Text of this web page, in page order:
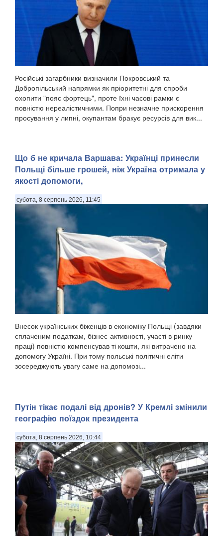
Російські загарбники визначили Покровський та
Добропільський напрямки як пріоритетні для спроби
охопити "пояс фортець", проте їхні часові рамки є
повністю нереалістичними. Попри незначне прискорення
просування у липні, окупантам бракує ресурсів для вик...
Що б не кричала Варшава: Українці принесли
Польщі більше грошей, ніж Україна отримала у
якості допомоги,
субота, 8 серпень 2026, 11:45
Внесок українських біженців в економіку Польщі (завдяки
сплаченим податкам, бізнес-активності, участі в ринку
праці) повністю компенсував ті кошти, які витрачено на
допомогу Україні. При тому польські політичні еліти
зосереджують увагу саме на допомозі...
Путін тікає подалі від дронів? У Кремлі змінили
географію поїздок президента
субота, 8 серпень 2026, 10:44